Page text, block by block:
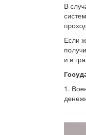
В
Если
и в
1.